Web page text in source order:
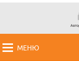
МЕНЮ